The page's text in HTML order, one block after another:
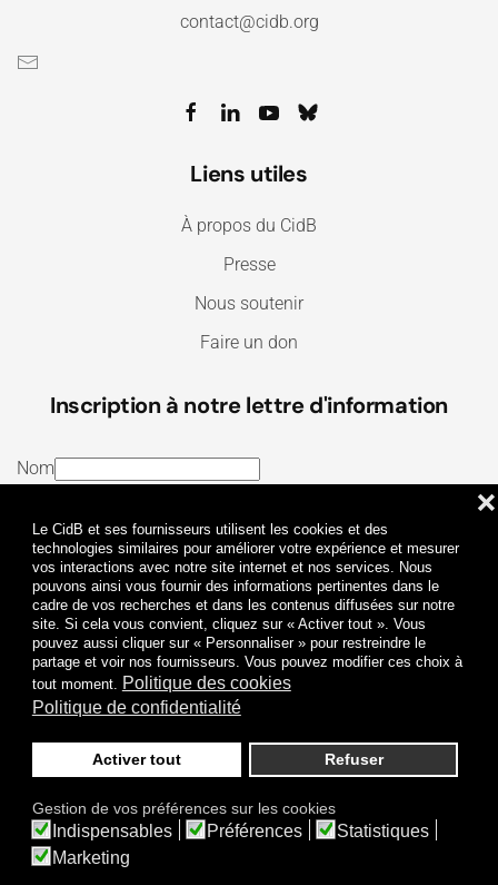
Le CidB et ses fournisseurs utilisent les cookies et des
technologies similaires pour améliorer votre expérience et mesurer
vos interactions avec notre site internet et nos services. Nous
pouvons ainsi vous fournir des informations pertinentes dans le
cadre de vos recherches et dans les contenus diffusées sur notre
site. Si cela vous convient, cliquez sur « Activer tout ». Vous
pouvez aussi cliquer sur « Personnaliser » pour restreindre le
partage et voir nos fournisseurs. Vous pouvez modifier ces choix à
tout moment. Politique des cookies
Politique de confidentialité
Activer tout Refuser
❌
Gestion de vos préférences sur les cookies
Indispensables Préférences
Statistiques
Marketing
contact@cidb.org
Liens utiles
À propos du CidB
Presse
Nous soutenir
Faire un don
Inscription à notre lettre d'information
Nom
J’ai lu et j’accepte lesTermes et conditionset la
Politique de confidentialité
Je m'abonne
© 2009-2026 CidB. Tous droits réservés.